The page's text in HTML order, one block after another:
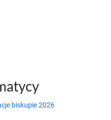
biskupie 2026